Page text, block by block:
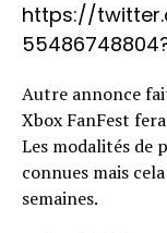
https://
Autre annonce
Xbox FanFest
Les modalités de
connues mais
semaines.